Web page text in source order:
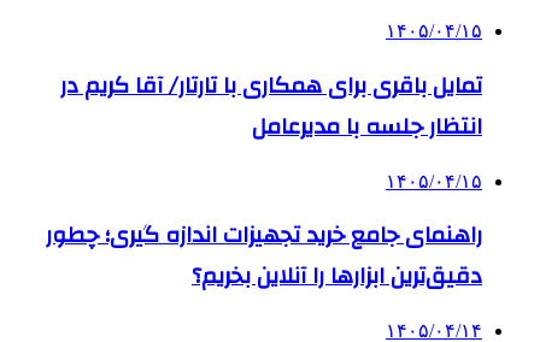
۱۴۰۵/۰۴/۱۵
تمایل باقری برای همکاری با تارتار/ آقا کریم در
انتظار جلسه با مدیرعامل
۱۴۰۵/۰۴/۱۵
راهنمای جامع خرید تجهیزات اندازه گیری؛ چطور
دقیق‌ترین ابزارها را آنلاین بخریم؟
۱۴۰۵/۰۴/۱۴